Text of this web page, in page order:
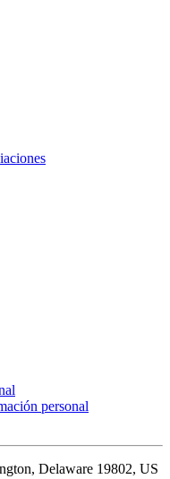
personal
Delaware 19802, US